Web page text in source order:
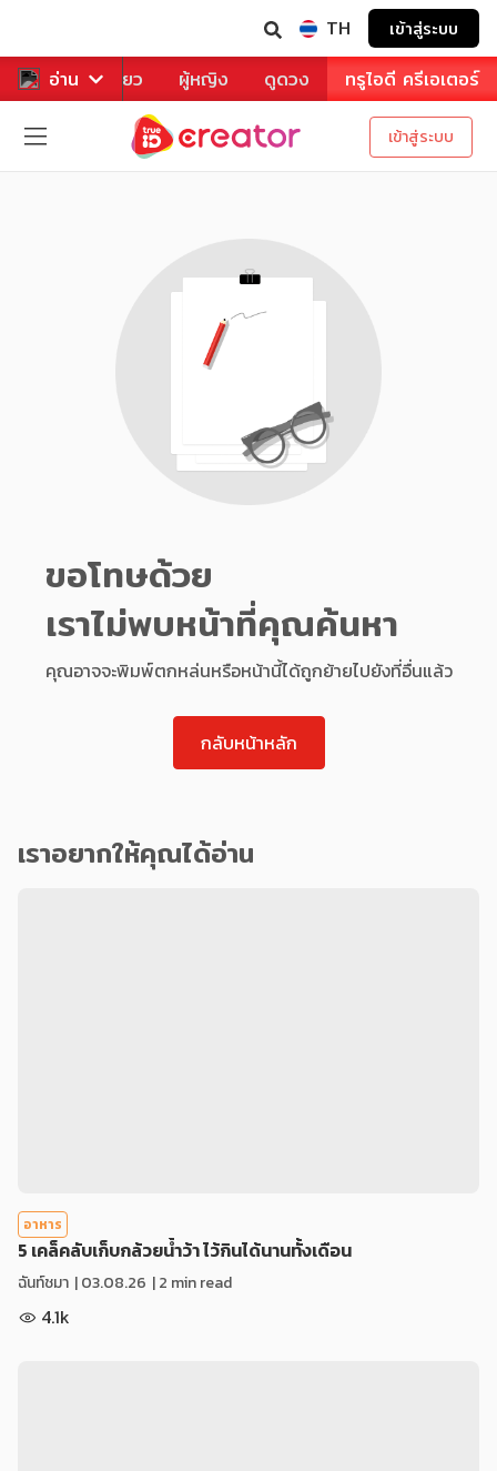
TH เข้าสู่ระบบ
อ่าน
หาร ท่องเที่ยว ผู้หญิง ดูดวง ทรูไอดี ครีเอเตอร์
เข้าสู่ระบบ
ขอโทษด้วย
เราไม่พบหน้าที่คุณค้นหา
คุณอาจจะพิมพ์ตกหล่นหรือหน้านี้ได้ถูกย้ายไปยังที่อื่นแล้ว
กลับหน้าหลัก
เราอยากให้คุณได้อ่าน
อาหาร
5 เคล็คลับเก็บกล้วยน้ำว้า ไว้กินได้นานทั้งเดือน
ฉันท์ชมา |03.08.26 | 2 min read
4.1k